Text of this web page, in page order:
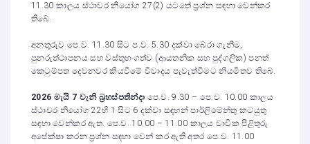
11.30 කාලය ස්ථාවර නියෝග 27(2) යටතේ ප්‍රශ්න සඳහා වෙන්කර
තිබේ.
අනතුරුව පෙ.ව. 11.30 සිට ප.ව. 5.30 දක්වා බේරා ගැනීම,
පුනරුත්ථාපනය සහ වස්තුභංගත්ව (ආයතනික සහ පුද්ගලික) පනත්
කෙටුම්පත දෙවනවර කියවීමේ විවාදය පැවැත්වීමට නියමිතව තිබේ.
2026 මැයි 7 වැනි බ්‍රහස්පතින්දා පෙ.ව. 9.30 – පෙ.ව. 10.00 කාලය
ස්ථාවර නියෝග 22හි 1 සිට 6 දක්වා සඳහන් පාර්ලිමේන්තු කටයුතු
සඳහා වෙන්කර ඇත. පෙ.ව. 10.00 – 11.00 කාලය වාචික පිළිතුරු
අපේක්ෂා කරන ප්‍රශ්න සඳහා වෙන් කර ඇති අතර පෙ.ව. 11.00